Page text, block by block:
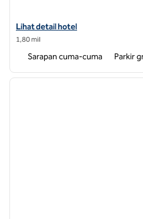
Lihat detail hotel untuk Hampton
Lihat detail hotel
1,80 mil
Sarapan cuma-cuma Parkir
1 dari 12